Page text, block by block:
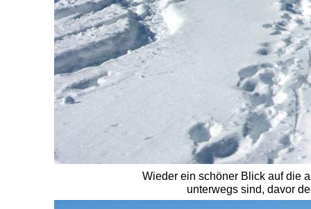
Wieder ein schöner Blick auf die
unterwegs sind, davor